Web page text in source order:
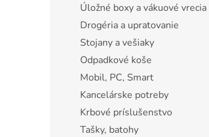
Úložné boxy a vákuové vrecia
Drogéria a upratovanie
Stojany a vešiaky
Odpadkové koše
Mobil, PC, Smart
Kancelárske potreby
Krbové príslušenstvo
Tašky, batohy